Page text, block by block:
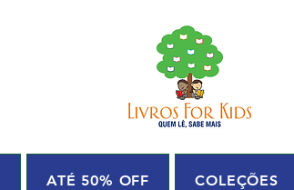
ATÉ 50% OFF COLEÇÕES